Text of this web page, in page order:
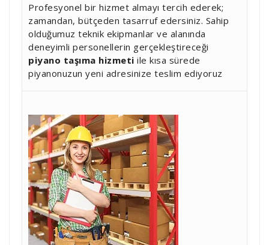
Profesyonel bir hizmet almayı tercih ederek;
zamandan, bütçeden tasarruf edersiniz. Sahip
olduğumuz teknik ekipmanlar ve alanında
deneyimli personellerin gerçekleştireceği
piyano taşıma hizmeti ile kısa sürede
piyanonuzun yeni adresinize teslim ediyoruz